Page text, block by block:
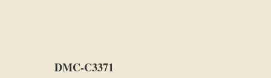
DMC-C3371